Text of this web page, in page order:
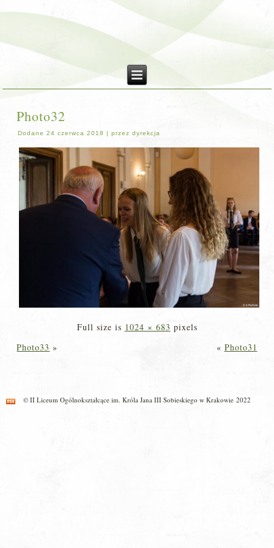
Photo32
Dodane 24 czerwca 2018 |przez dyrekcja
Full size is 1024 × 683 pixels
Photo33 » « Photo31
© II Liceum Ogólnokształcące im. Króla Jana III Sobieskiego w Krakowie 2022